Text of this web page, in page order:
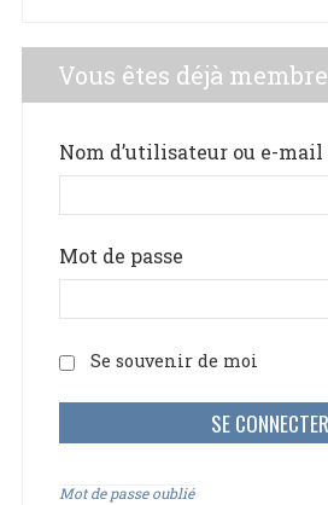
Vous êtes déjà membre
Nom d’utilisateur ou e-mail
Mot de passe
Se souvenir de moi
Mot de passe oublié